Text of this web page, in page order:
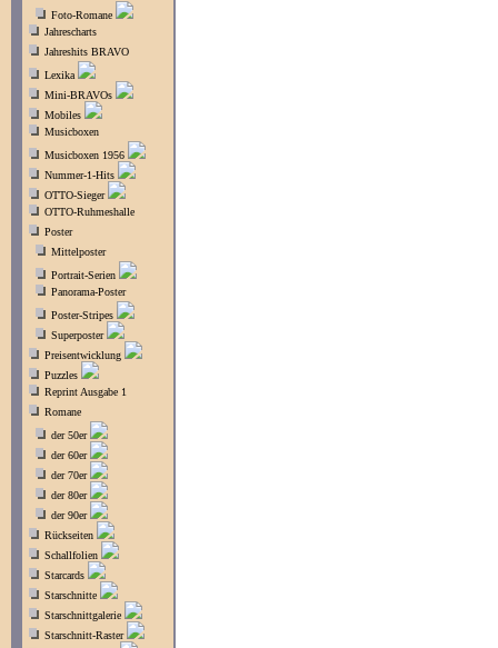
Foto-Romane
Jahrescharts
Jahreshits BRAVO
Lexika
Mini-BRAVOs
Mobiles
Musicboxen
Musicboxen 1956
Nummer-1-Hits
OTTO-Sieger
OTTO-Ruhmeshalle
Poster
Mittelposter
Portrait-Serien
Panorama-Poster
Poster-Stripes
Superposter
Preisentwicklung
Puzzles
Reprint Ausgabe 1
Romane
der 50er
der 60er
der 70er
der 80er
der 90er
Rückseiten
Schallfolien
Starcards
Starschnitte
Starschnittgalerie
Starschnitt-Raster